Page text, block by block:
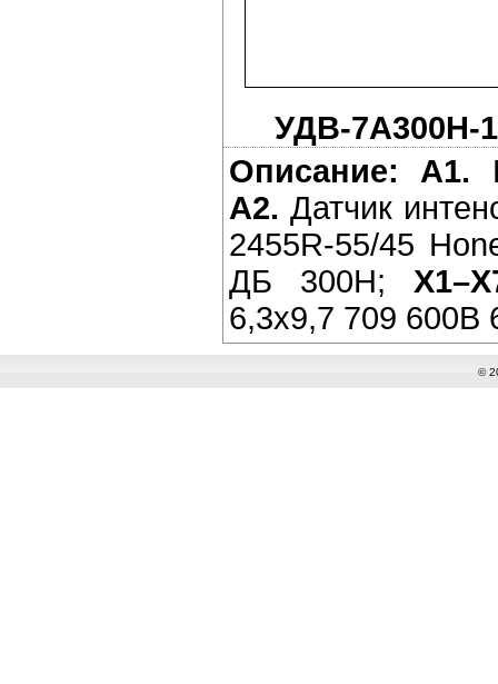
УДВ-7A300Н-
Описание:
A1.
A2. Датчик
2455R-55/45
ДБ 300Н;
6,3x9,7 709 600В
©